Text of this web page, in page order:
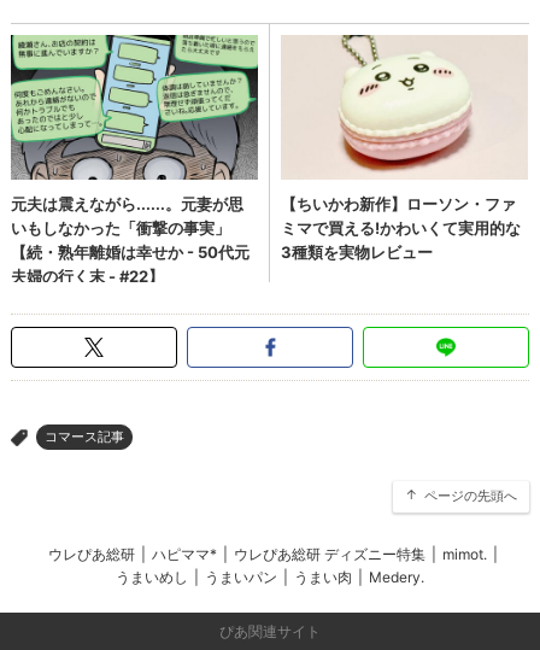
> コマース記事
ページの先頭へ
ウレぴあ総研 ハピママ* ウレぴあ総研 ディズニー特集 mimot.
うまいめし
うまいパン うまい肉 Medery.
ぴあ関連サイト